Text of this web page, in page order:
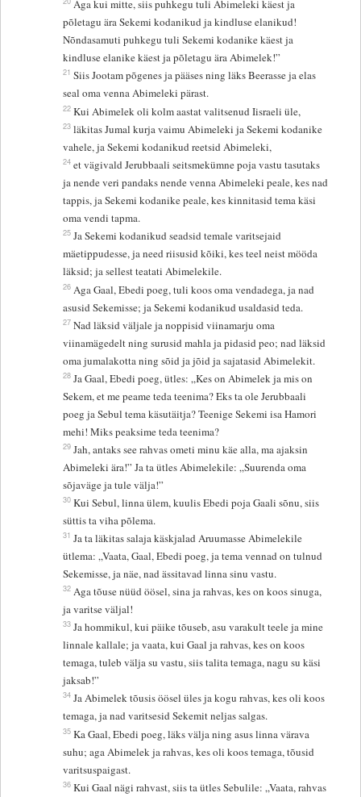
Aga kui mitte, siis puhkegu tuli Abimeleki käest ja
põletagu ära Sekemi kodanikud ja kindluse elanikud!
Nõndasamuti puhkegu tuli Sekemi kodanike käest ja
kindluse elanike käest ja põletagu ära Abimelek!”
21 Siis Jootam põgenes ja pääses ning läks Beerasse ja elas
seal oma venna Abimeleki pärast.
22 Kui Abimelek oli kolm aastat valitsenud Iisraeli üle,
23 läkitas Jumal kurja vaimu Abimeleki ja Sekemi kodanike
vahele, ja Sekemi kodanikud reetsid Abimeleki,
24 et vägivald Jerubbaali seitsmekümne poja vastu tasutaks
ja nende veri pandaks nende venna Abimeleki peale, kes nad
tappis, ja Sekemi kodanike peale, kes kinnitasid tema käsi
oma vendi tapma.
25 Ja Sekemi kodanikud seadsid temale varitsejaid
mäetippudesse, ja need riisusid kõiki, kes teel neist mööda
läksid; ja sellest teatati Abimelekile.
26 Aga Gaal, Ebedi poeg, tuli koos oma vendadega, ja nad
asusid Sekemisse; ja Sekemi kodanikud usaldasid teda.
27 Nad läksid väljale ja noppisid viinamarju oma
viinamägedelt ning surusid mahla ja pidasid peo; nad läksid
oma jumalakotta ning sõid ja jõid ja sajatasid Abimelekit.
28 Ja Gaal, Ebedi poeg, ütles: „Kes on Abimelek ja mis on
Sekem, et me peame teda teenima? Eks ta ole Jerubbaali
poeg ja Sebul tema käsutäitja? Teenige Sekemi isa Hamori
mehi! Miks peaksime teda teenima?
29 Jah, antaks see rahvas ometi minu käe alla, ma ajaksin
Abimeleki ära!” Ja ta ütles Abimelekile: „Suurenda oma
sõjaväge ja tule välja!”
30 Kui Sebul, linna ülem, kuulis Ebedi poja Gaali sõnu, siis
süttis ta viha põlema.
31 Ja ta läkitas salaja käskjalad Aruumasse Abimelekile
ütlema: „Vaata, Gaal, Ebedi poeg, ja tema vennad on tulnud
Sekemisse, ja näe, nad ässitavad linna sinu vastu.
32 Aga tõuse nüüd öösel, sina ja rahvas, kes on koos sinuga,
ja varitse väljal!
33 Ja hommikul, kui päike tõuseb, asu varakult teele ja mine
linnale kallale; ja vaata, kui Gaal ja rahvas, kes on koos
temaga, tuleb välja su vastu, siis talita temaga, nagu su käsi
jaksab!”
34 Ja Abimelek tõusis öösel üles ja kogu rahvas, kes oli koos
temaga, ja nad varitsesid Sekemit neljas salgas.
35 Ka Gaal, Ebedi poeg, läks välja ning asus linna värava
suhu; aga Abimelek ja rahvas, kes oli koos temaga, tõusid
varitsuspaigast.
36 Kui Gaal nägi rahvast, siis ta ütles Sebulile: „Vaata, rahvas